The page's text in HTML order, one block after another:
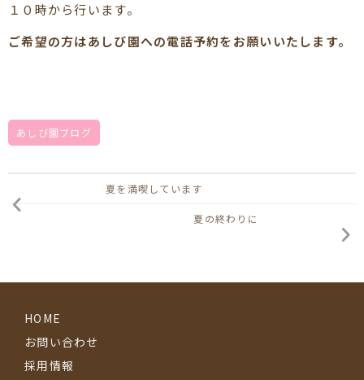
１０時から行います。
ご希望の方はあしび園への電話予約をお願いいたします。
あしび園ブログ
夏を満喫しています
夏の終わりに
HOME
お問い合わせ
採用情報